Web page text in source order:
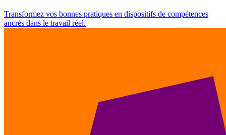
Transformez vos bonnes pratiques en dispositifs de compétences
ancrés dans le travail réel.